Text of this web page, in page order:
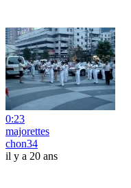
0:23
majorettes
chon34
il y a 20 ans